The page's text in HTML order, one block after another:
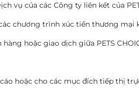
vụ của các Công ty liên kết của
chương trình xúc tiến thương mại
hoặc giao dịch giữa PETS
hoặc cho các mục đích tiếp thị